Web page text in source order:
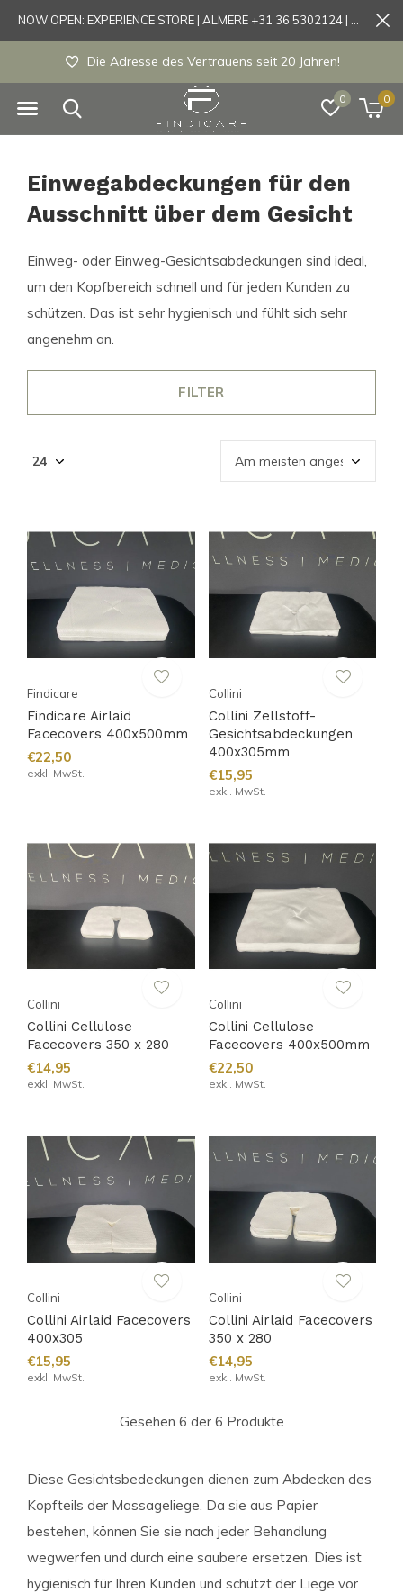
0 0
Die Adresse des Vertrauens seit 20 Jahren!
Einwegabdeckungen für den
Ausschnitt über dem Gesicht
Einweg- oder Einweg-Gesichtsabdeckungen sind ideal,
um den Kopfbereich schnell und für jeden Kunden zu
schützen. Das ist sehr hygienisch und fühlt sich sehr
angenehm an.
FILTER
Findicare
Findicare Airlaid
Facecovers 400x500mm
€22,50
exkl. MwSt.
Collini
Collini Zellstoff-
Gesichtsabdeckungen
400x305mm
€15,95
exkl. MwSt.
Collini
Collini Cellulose
Facecovers 350 x 280
€14,95
exkl. MwSt.
Collini
Collini Cellulose
Facecovers 400x500mm
€22,50
exkl. MwSt.
Collini
Collini Airlaid Facecovers
400x305
€15,95
exkl. MwSt.
Collini
Collini Airlaid Facecovers
350 x 280
€14,95
exkl. MwSt.
Gesehen 6 der 6 Produkte
Diese Gesichtsbedeckungen dienen zum Abdecken des
Kopfteils der Massageliege. Da sie aus Papier
bestehen, können Sie sie nach jeder Behandlung
wegwerfen und durch eine saubere ersetzen. Dies ist
hygienisch für Ihren Kunden und schützt der Liege vor